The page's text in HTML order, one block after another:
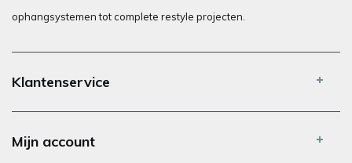
ophangsystemen tot complete restyle projecten.
Klantenservice
Mijn account